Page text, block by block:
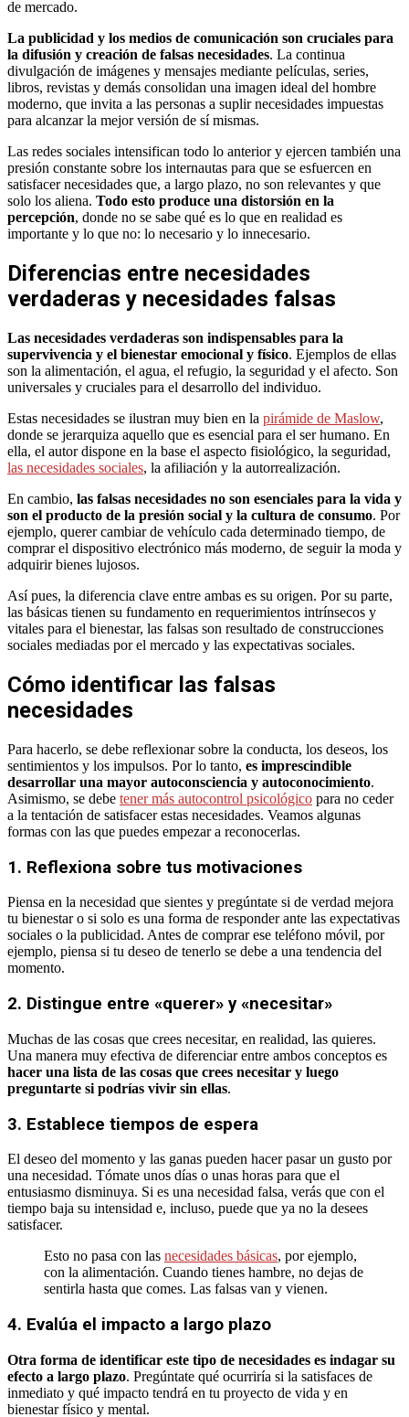
de mercado.
La publicidad y los medios de comunicación son cruciales para
la difusión y creación de falsas necesidades. La continua
divulgación de imágenes y mensajes mediante películas, series,
libros, revistas y demás consolidan una imagen ideal del hombre
moderno, que invita a las personas a suplir necesidades impuestas
para alcanzar la mejor versión de sí mismas.
Las redes sociales intensifican todo lo anterior y ejercen también una
presión constante sobre los internautas para que se esfuercen en
satisfacer necesidades que, a largo plazo, no son relevantes y que
solo los aliena. Todo esto produce una distorsión en la
percepción, donde no se sabe qué es lo que en realidad es
importante y lo que no: lo necesario y lo innecesario.
Diferencias entre necesidades
verdaderas y necesidades falsas
Las necesidades verdaderas son indispensables para la
supervivencia y el bienestar emocional y físico. Ejemplos de ellas
son la alimentación, el agua, el refugio, la seguridad y el afecto. Son
universales y cruciales para el desarrollo del individuo.
Estas necesidades se ilustran muy bien en la pirámide de Maslow,
donde se jerarquiza aquello que es esencial para el ser humano. En
ella, el autor dispone en la base el aspecto fisiológico, la seguridad,
las necesidades sociales, la afiliación y la autorrealización.
En cambio, las falsas necesidades no son esenciales para la vida y
son el producto de la presión social y la cultura de consumo. Por
ejemplo, querer cambiar de vehículo cada determinado tiempo, de
comprar el dispositivo electrónico más moderno, de seguir la moda y
adquirir bienes lujosos.
Así pues, la diferencia clave entre ambas es su origen. Por su parte,
las básicas tienen su fundamento en requerimientos intrínsecos y
vitales para el bienestar, las falsas son resultado de construcciones
sociales mediadas por el mercado y las expectativas sociales.
Cómo identificar las falsas
necesidades
Para hacerlo, se debe reflexionar sobre la conducta, los deseos, los
sentimientos y los impulsos. Por lo tanto, es imprescindible
desarrollar una mayor autoconsciencia y autoconocimiento.
Asimismo, se debe tener más autocontrol psicológico para no ceder
a la tentación de satisfacer estas necesidades. Veamos algunas
formas con las que puedes empezar a reconocerlas.
1. Reflexiona sobre tus motivaciones
Piensa en la necesidad que sientes y pregúntate si de verdad mejora
tu bienestar o si solo es una forma de responder ante las expectativas
sociales o la publicidad. Antes de comprar ese teléfono móvil, por
ejemplo, piensa si tu deseo de tenerlo se debe a una tendencia del
momento.
2. Distingue entre «querer» y «necesitar»
Muchas de las cosas que crees necesitar, en realidad, las quieres.
Una manera muy efectiva de diferenciar entre ambos conceptos es
hacer una lista de las cosas que crees necesitar y luego
preguntarte si podrías vivir sin ellas.
3. Establece tiempos de espera
El deseo del momento y las ganas pueden hacer pasar un gusto por
una necesidad. Tómate unos días o unas horas para que el
entusiasmo disminuya. Si es una necesidad falsa, verás que con el
tiempo baja su intensidad e, incluso, puede que ya no la desees
satisfacer.
Esto no pasa con las necesidades básicas, por ejemplo,
con la alimentación. Cuando tienes hambre, no dejas de
sentirla hasta que comes. Las falsas van y vienen.
4. Evalúa el impacto a largo plazo
Otra forma de identificar este tipo de necesidades es indagar su
efecto a largo plazo. Pregúntate qué ocurriría si la satisfaces de
inmediato y qué impacto tendrá en tu proyecto de vida y en
bienestar físico y mental.